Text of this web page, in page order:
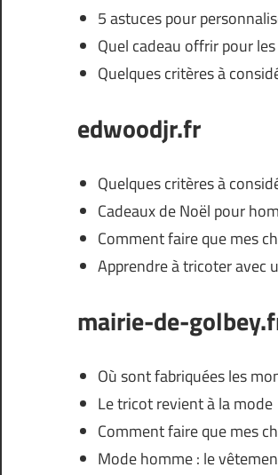
5 astuces pour
Quel cadeau offrir pour
Quelques critères à
edwoodjr.fr
Quelques critères à
Cadeaux de Noël pour
Comment faire que mes
Apprendre à tricoter avec
mairie-de-
Où sont fabriquées les
Le tricot revient à la mode
Comment faire que mes
Mode homme : le